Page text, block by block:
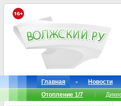
Главная Новости
Отопление 1/7